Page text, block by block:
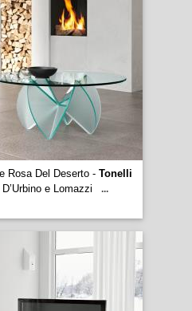
Rosa Del Deserto - Tonelli
e Lomazzi
...